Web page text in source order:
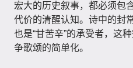
宏大的历史叙事，都必须包
代价的清醒认知。诗中的封
也是“甘苦辛”的承受者，这
争歌颂的简单化。